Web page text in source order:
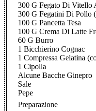
300 G Fegato Di Vitello
300 G Fegatini Di Pollo
100 G Pancetta Tesa
100 G Crema Di Latte
60 G Burro
1 Bicchierino Cognac
1 Compressa Gelatina
1 Cipolla
Alcune Bacche Ginepro
Sale
Pepe
Preparazione